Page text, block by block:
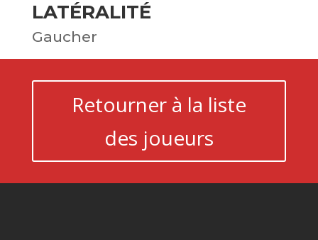
LATÉRALITÉ
Gaucher
Retourner à la liste
des joueurs